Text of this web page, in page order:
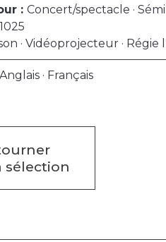
: Concert/spectacle ·
1025
· Vidéoprojecteur · Régie
Anglais · Français
sélection